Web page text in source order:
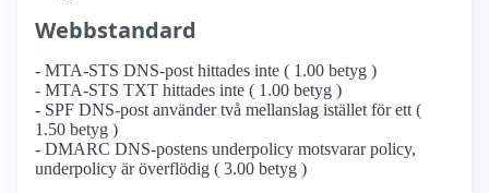
Webbstandard
- MTA-STS DNS-post hittades inte ( 1.00 betyg )
- MTA-STS TXT hittades inte ( 1.00 betyg )
- SPF DNS-post använder två mellanslag istället för ett (
1.50 betyg )
- DMARC DNS-postens underpolicy motsvarar policy,
underpolicy är överflödig ( 3.00 betyg )